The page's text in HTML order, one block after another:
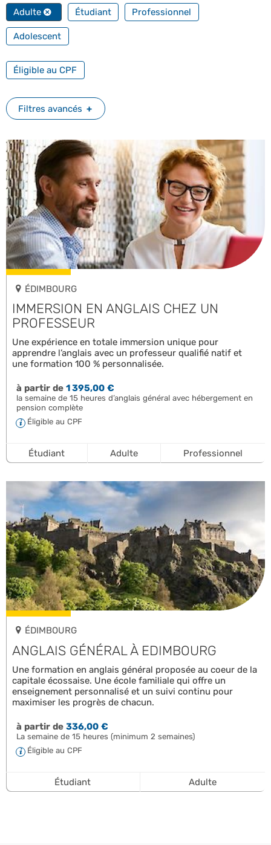
Adulte Étudiant Professionnel
Adolescent
Éligible au CPF
Filtres avancés
ÉDIMBOURG
IMMERSION EN ANGLAIS CHEZ UN
PROFESSEUR
Une expérience en totale immersion unique pour
apprendre l’anglais avec un professeur qualifié natif et
une formation 100 % personnalisée.
à partir de1 395,00 €
la semaine de 15 heures d’anglais général avec hébergement en
pension complète
Éligible au CPF
Étudiant Adulte Professionnel
ÉDIMBOURG
ANGLAIS GÉNÉRAL À EDIMBOURG
Une formation en anglais général proposée au coeur de la
capitale écossaise. Une école familiale qui offre un
enseignement personnalisé et un suivi continu pour
maximiser les progrès de chacun.
à partir de336,00 €
La semaine de 15 heures (minimum 2 semaines)
Éligible au CPF
Étudiant Adulte